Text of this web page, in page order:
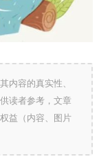
内容的真实性、
读者参考，文章
益（内容、图片